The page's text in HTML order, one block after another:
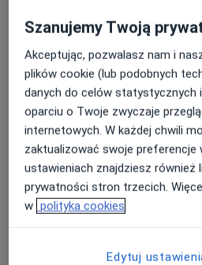
Konsultacja neurologiczna
Konsultacja neurologiczna dzieci
300 zł Szczegóły
Konsultacja pediatryczna
250 zł Szczegóły
W jaki sposób ustalane są
Szanujemy Twoją
Akceptując, pozwalasz nam i
plików cookie (lub podobnych
danych do celów statystycznych
oparciu o Twoje zwyczaje
internetowych. W każdej chwili
zaktualizować swoje preferencje
ustawieniach znajdziesz również
prywatności stron trzecich.
w polityka cookies
Edytuj